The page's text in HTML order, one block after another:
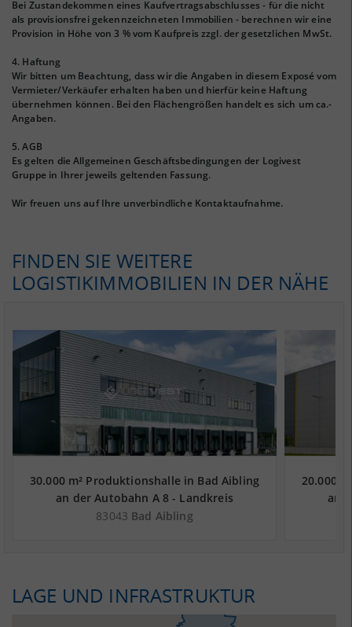
Bei Zustandekommen eines Kaufvertragsabschlusses - für die nicht
als provisionsfrei gekennzeichneten Immobilien - berechnen wir eine
Provision in Höhe von 3 % vom Kaufpreis zzgl. der gesetzlichen MwSt.
4. Haftung
Wir bitten um Beachtung, dass wir die Angaben in diesem Exposé vom
Vermieter/Verkäufer erhalten haben und hierfür keine Haftung
übernehmen können. Bei den Flächengrößen handelt es sich um ca.-
Angaben.
5. AGB
Es gelten die Allgemeinen Geschäftsbedingungen der Logivest
Gruppe in Ihrer jeweils geltenden Fassung.
Wir freuen uns auf Ihre unverbindliche Kontaktaufnahme.
FINDEN SIE WEITERE
LOGISTIKIMMOBILIEN IN DER NÄHE
30.000 m² Produktionshalle in Bad Aibling
an der Autobahn A 8 - Landkreis
Rosenheim
83043 Bad Aibling
20.000
an
LAGE UND INFRASTRUKTUR